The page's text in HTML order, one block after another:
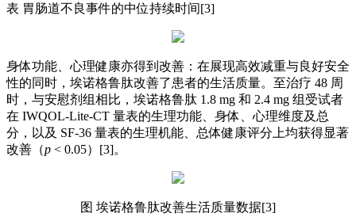
表 胃肠道不良事件的中位持续时间[3]
身体功能、心理健康亦得到改善：在展现高效减重与良好安全
性的同时，埃诺格鲁肽改善了患者的生活质量。至治疗 48 周
时，与安慰剂组相比，埃诺格鲁肽 1.8 mg 和 2.4 mg 组受试者
在 IWQOL-Lite-CT 量表的生理功能、身体、心理维度及总
分，以及 SF-36 量表的生理机能、总体健康评分上均获得显著
改善（p < 0.05）[3]。
图 埃诺格鲁肽改善生活质量数据[3]